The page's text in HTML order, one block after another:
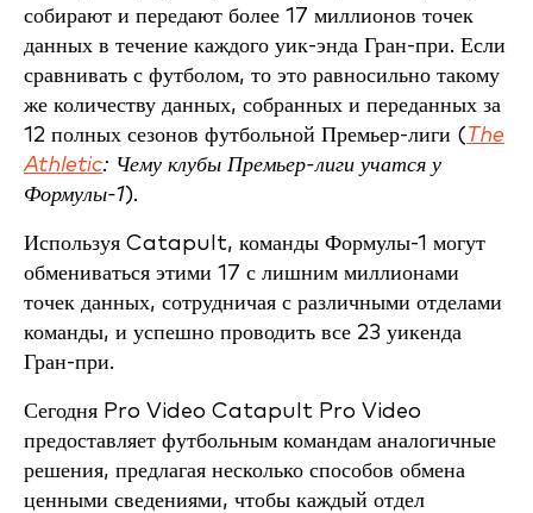
собирают и передают более 17 миллионов точек
данных в течение каждого уик-энда Гран-при. Если
сравнивать с футболом, то это равносильно такому
же количеству данных, собранных и переданных за
12 полных сезонов футбольной Премьер-лиги (The
Athletic: Чему клубы Премьер-лиги учатся у
Формулы-1).
Используя Catapult, команды Формулы-1 могут
обмениваться этими 17 с лишним миллионами
точек данных, сотрудничая с различными отделами
команды, и успешно проводить все 23 уикенда
Гран-при.
Сегодня Pro Video Catapult Pro Video
предоставляет футбольным командам аналогичные
решения, предлагая несколько способов обмена
ценными сведениями, чтобы каждый отдел